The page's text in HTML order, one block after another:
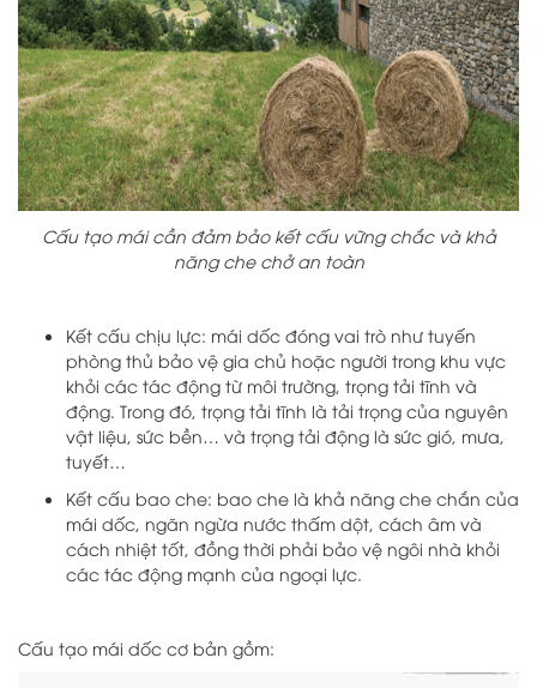
Cấu tạo mái cần đảm bảo kết cấu vững chắc và khả
năng che chở an toàn
Kết cấu chịu lực: mái dốc đóng vai trò như tuyến
phòng thủ bảo vệ gia chủ hoặc người trong khu vực
khỏi các tác động từ môi trường, trọng tải tĩnh và
động. Trong đó, trọng tải tĩnh là tải trọng của nguyên
vật liệu, sức bền… và trọng tải động là sức gió, mưa,
tuyết…
Kết cấu bao che: bao che là khả năng che chắn của
mái dốc, ngăn ngừa nước thấm dột, cách âm và
cách nhiệt tốt, đồng thời phải bảo vệ ngôi nhà khỏi
các tác động mạnh của ngoại lực.
Cấu tạo mái dốc cơ bản gồm: